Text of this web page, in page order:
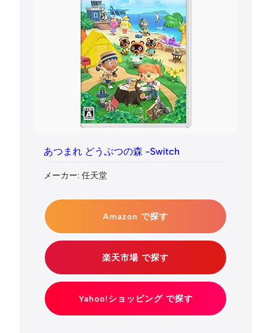
あつまれ どうぶつの森 -Switch
メーカー: 任天堂
Amazon で探す
楽天市場 で探す
Yahoo!ショッピング で探す